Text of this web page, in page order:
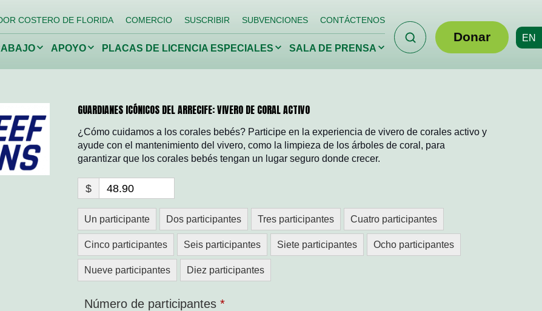
COSTERO DE FLORIDA COMERCIO SUSCRIBIR SUBVENCIONES CONTÁCTENOS
Haga
alternar
APOYO Haga
alternar
PLACAS DE LICENCIA ESPECIALES Haga
alternar
SALA DE PRENSA Haga
alternar
Buscar
Donar EN
Devolviendo a los
niños a la
naturaleza
especies
invasoras
al aire libre
la vida silvestre
Proteja los manantiales de
Florida
Descubra los océanos de
GUARDIANES ICÓNICOS DEL ARRECIFE: VIVERO DE CORAL ACTIVO
¿Cómo cuidamos a los corales bebés? Participe en la experiencia de vivero de corales activo y
ayude con el mantenimiento del vivero, como la limpieza de los árboles de coral, para
garantizar que los corales bebés tengan un lugar seguro donde crecer.
$ 48.90
Un participante Dos participantes Tres participantes Cuatro participantes
Cinco participantes Seis participantes Siete participantes Ocho participantes
Nueve participantes Diez participantes
Número de participantes *Requerido